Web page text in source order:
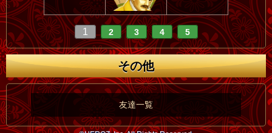
1 2 3 4 5
その他
友達一覧